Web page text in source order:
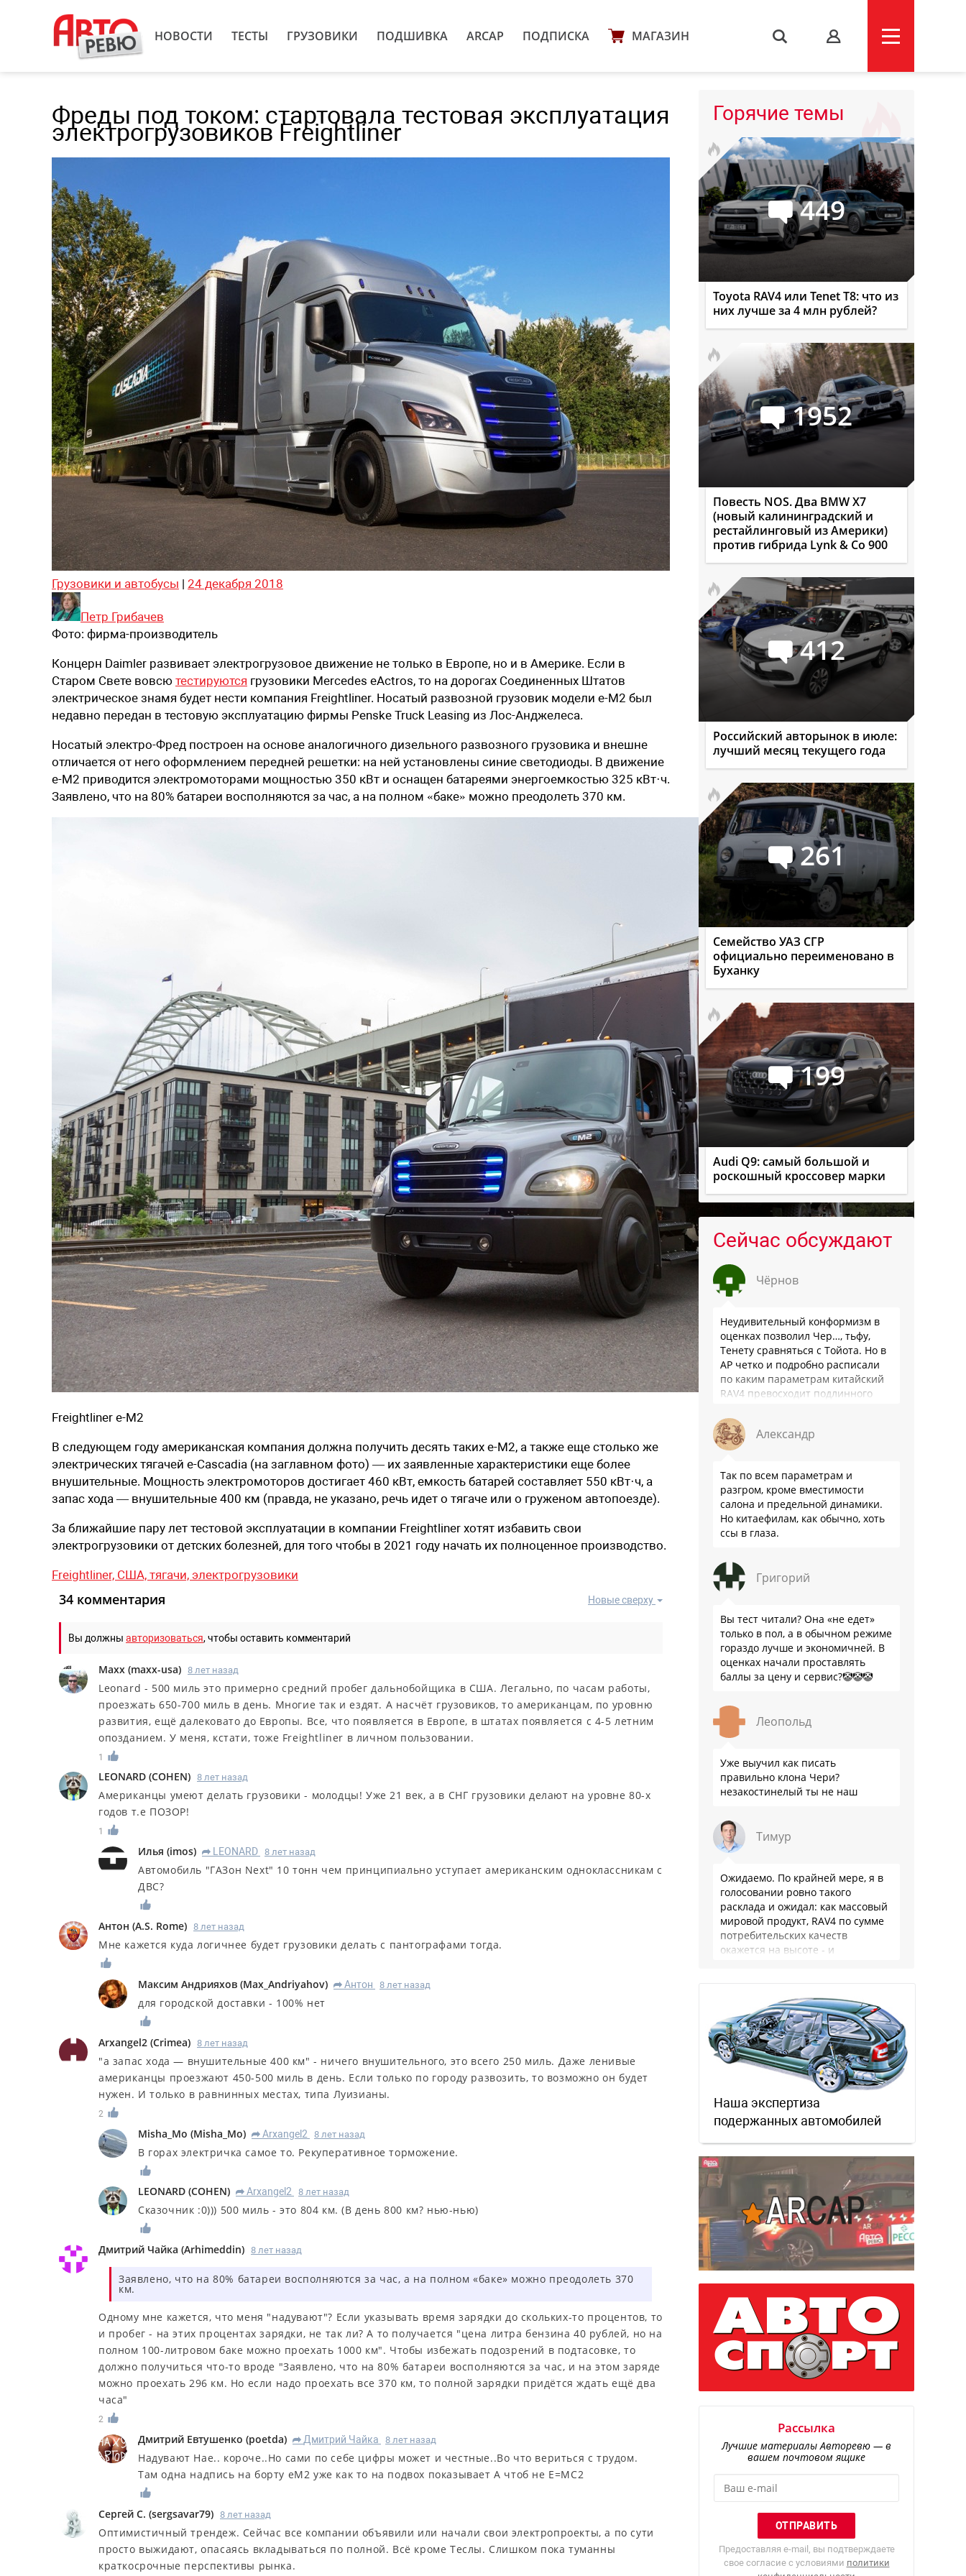
НОВОСТИ ТЕСТЫ ГРУЗОВИКИ ПОДШИВКА ARCAP ПОДПИСКА МАГАЗИН s
Фреды под током: стартовала тестовая эксплуатация
электрогрузовиков Freightliner
Грузовики и автобусы | 24 декабря 2018
Петр Грибачев
Фото: фирма-производитель
Концерн Daimler развивает электрогрузовое движение не только в Европе, но и в Америке. Если в
Старом Свете вовсю тестируются грузовики Mercedes eActros, то на дорогах Соединенных Штатов
электрическое знамя будет нести компания Freightliner. Носатый развозной грузовик модели e-M2 был
недавно передан в тестовую эксплуатацию фирмы Penske Truck Leasing из Лос-Анджелеса.
Носатый электро-Фред построен на основе аналогичного дизельного развозного грузовика и внешне
отличается от него оформлением передней решетки: на ней установлены синие светодиоды. В движение
e-M2 приводится электромоторами мощностью 350 кВт и оснащен батареями энергоемкостью 325 кВт·ч.
Заявлено, что на 80% батареи восполняются за час, а на полном «баке» можно преодолеть 370 км.
Freightliner e-M2
В следующем году американская компания должна получить десять таких e-M2, а также еще столько же
электрических тягачей e-Cascadia (на заглавном фото) — их заявленные характеристики еще более
внушительные. Мощность электромоторов достигает 460 кВт, емкость батарей составляет 550 кВт·ч, а
запас хода — внушительные 400 км (правда, не указано, речь идет о тягаче или о груженом автопоезде).
За ближайшие пару лет тестовой эксплуатации в компании Freightliner хотят избавить свои
электрогрузовики от детских болезней, для того чтобы в 2021 году начать их полноценное производство.
Freightliner, США, тягачи, электрогрузовики
Новые сверху
34 комментария
Вы должны авторизоваться, чтобы оставить комментарий
Maxx (maxx-usa) 8 лет назад
Leonard - 500 миль это примерно средний пробег дальнобойщика в США. Легально, по часам работы,
проезжать 650-700 миль в день. Многие так и ездят. А насчёт грузовиков, то американцам, по уровню
развития, ещё далековато до Европы. Все, что появляется в Европе, в штатах появляется с 4-5 летним
опозданием. У меня, кстати, тоже Freightliner в личном пользовании.
1
LEONARD (COHEN) 8 лет назад
Американцы умеют делать грузовики - молодцы! Уже 21 век, а в СНГ грузовики делают на уровне 80-х
годов т.е ПОЗОР!
1
Илья (imos) R LEONARD 8 лет назад
Автомобиль "ГАЗон Next" 10 тонн чем принципиально уступает американским одноклассникам с
ДВС?
Антон (A.S. Rome) 8 лет назад
Мне кажется куда логичнее будет грузовики делать с пантографами тогда.
Максим Андрияхов (Max_Andriyahov) R Антон 8 лет назад
для городской доставки - 100% нет
Arxangel2 (Crimea) 8 лет назад
"а запас хода — внушительные 400 км" - ничего внушительного, это всего 250 миль. Даже ленивые
американцы проезжают 450-500 миль в день. Если только по городу развозить, то возможно он будет
нужен. И только в равнинных местах, типа Луизианы.
2
Misha_Mo (Misha_Mo) R Arxangel2 8 лет назад
В горах электричка самое то. Рекуперативное торможение.
LEONARD (COHEN) R Arxangel2 8 лет назад
Сказочник :0))) 500 миль - это 804 км. (В день 800 км? нью-нью)
Дмитрий Чайка (Arhimeddin) 8 лет назад
Заявлено, что на 80% батареи восполняются за час, а на полном «баке» можно преодолеть 370
км.
Одному мне кажется, что меня "надувают"? Если указывать время зарядки до скольких-то процентов, то
и пробег - на этих процентах зарядки, не так ли? А то получается "цена литра бензина 40 рублей, но на
полном 100-литровом баке можно проехать 1000 км". Чтобы избежать подозрений в подтасовке, то
должно получиться что-то вроде "Заявлено, что на 80% батареи восполняются за час, и на этом заряде
можно проехать 296 км. Но если надо проехать все 370 км, то полной зарядки придётся ждать ещё два
часа"
2
Дмитрий Евтушенко (poetda) R Дмитрий Чайка 8 лет назад
Надувают Нае.. короче..Но сами по себе цифры может и честные..Во что вериться с трудом.
Там одна надпись на борту еМ2 уже как то на подвох показывает А чтоб не E=MC2
Сергей С. (sergsavar79) 8 лет назад
Оптимистичный трендеж. Сейчас все компании объявили или начали свои электропроекты, а по сути
просто выжидают, опасаясь вкладываться по полной. Всё кроме Теслы. Слишком пока туманны
краткосрочные перспективы рынка.
Горячие темы
449
Toyota RAV4 или Tenet T8: что из
них лучше за 4 млн рублей?
1952
Повесть NOS. Два BMW X7
(новый калининградский и
рестайлинговый из Америки)
против гибрида Lynk & Co 900
412
Российский авторынок в июле:
лучший месяц текущего года
261
Семейство УАЗ СГР
официально переименовано в
Буханку
199
Audi Q9: самый большой и
роскошный кроссовер марки
Сейчас обсуждают
Чёрнов
Неудивительный конформизм в
оценках позволил Чер…, тьфу,
Тенету сравняться с Тойота. Но в
АР четко и подробно расписали
по каким параметрам китайский
RAV4 превосходит подлинного
подвеска едет ровно и приятно …
Александр
Так по всем параметрам и
разгром, кроме вместимости
салона и предельной динамики.
Но китаефилам, как обычно, хоть
ссы в глаза.
Григорий
Вы тест читали? Она «не едет»
только в пол, а в обычном режиме
гораздо лучше и экономичней. В
оценках начали проставлять
баллы за цену и сервис?🤡🤡🤡
Леопольд
Уже выучил как писать
правильно клона Чери?
незакостинелый ты не наш
Тимур
Ожидаемо. По крайней мере, я в
голосовании ровно такого
расклада и ожидал: как массовый
мировой продукт, RAV4 по сумме
потребительских качеств
окажется на высоте - и
Наша экспертиза
подержанных автомобилей
Рассылка
Лучшие материалы Авторевю — в
вашем почтовом ящике
Предоставляя e-mail, вы подтверждаете
свое согласие с условиями политики